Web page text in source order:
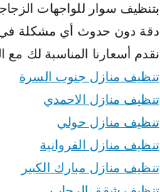
بتنظيف سوار للواجهات
دقة دون حدوث أي مشكلة في
نقدم أسعارنا المناسبة لك
تنظيف منازل جنوب السرة
تنظيف منازل الاحمدي
تنظيف منازل حولي
تنظيف منازل الفروانية
تنظيف منازل مبارك الكبير